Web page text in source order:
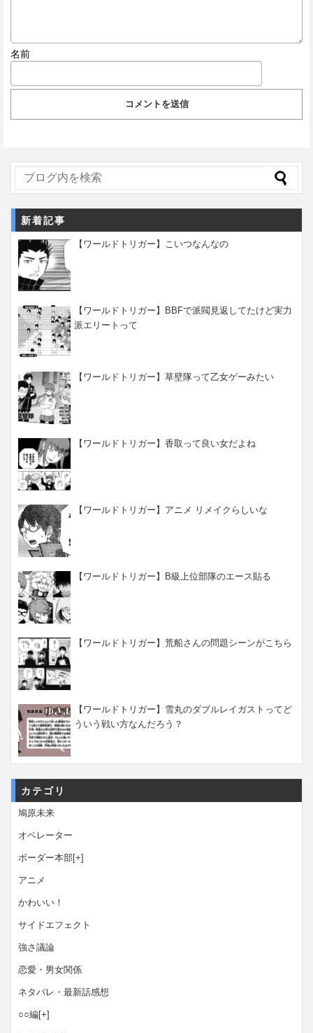
名前
新着記事
【ワールドトリガー】こいつなんなの
【ワールドトリガー】BBFで派閥見返してたけど実力
派エリートって
【ワールドトリガー】草壁隊って乙女ゲーみたい
【ワールドトリガー】香取って良い女だよね
【ワールドトリガー】アニメ リメイクらしいな
【ワールドトリガー】B級上位部隊のエース貼る
【ワールドトリガー】荒船さんの問題シーンがこちら
【ワールドトリガー】雪丸のダブルレイガストってど
ういう戦い方なんだろう？
カテゴリ
鳩原未来
オペレーター
ボーダー本部[+]
アニメ
かわいい！
サイドエフェクト
強さ議論
恋愛・男女関係
ネタバレ・最新話感想
○○編[+]